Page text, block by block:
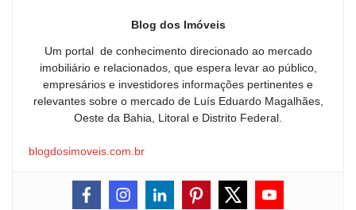
Blog dos Imóveis
Um portal de conhecimento direcionado ao mercado
imobiliário e relacionados, que espera levar ao público,
empresários e investidores informações pertinentes e
relevantes sobre o mercado de Luís Eduardo Magalhães,
Oeste da Bahia, Litoral e Distrito Federal.
blogdosimoveis.com.br